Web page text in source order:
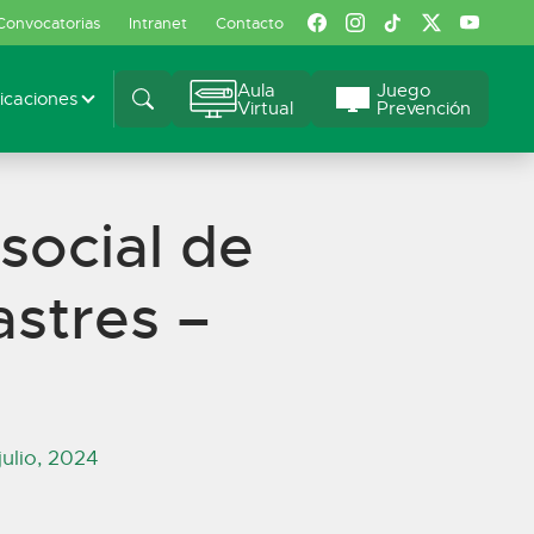
Intranet Contacto
Aula
Virtual
Juego
Prevención
de
–
2024